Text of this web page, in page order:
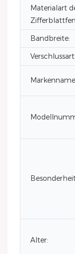
Materialart
Bandbreite:
Verschlussart:
Alter: